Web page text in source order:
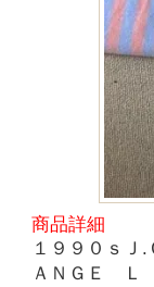
商品詳細
１９９０ｓ
ＡＮＧＥ Ｌ